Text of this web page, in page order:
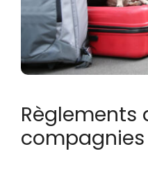
Règlements